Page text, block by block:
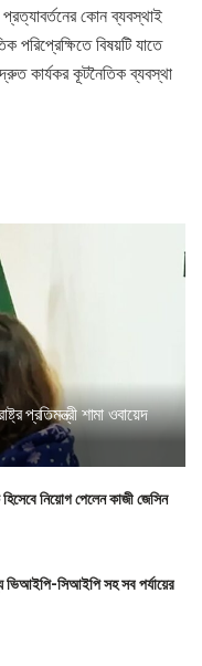
প্রত্যাবর্তনের কোন ব্যবস্থাই
পরিপ্রেক্ষিতে বিষয়টি যাতে
কার্যকর কূটনৈতিক ব্যবস্থা
প্রতিমন্ত্রী শামা ওবায়েদ
নিয়োগ পেলেন কাজী জেসিন
ভিআইপি-সিআইপি সহ সব পর্যায়ের